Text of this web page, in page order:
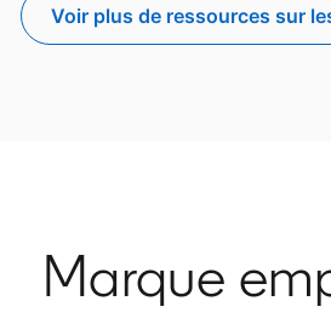
Voir plus de ressources sur
Marque